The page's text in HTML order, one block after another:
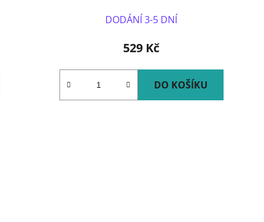
DODÁNÍ 3-5 DNÍ
529 Kč
DO KOŠÍKU